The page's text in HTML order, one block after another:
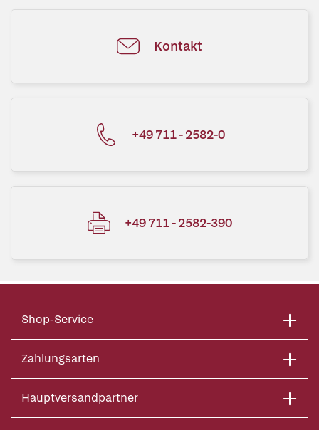
Kontakt
+49 711 - 2582-0
+49 711 - 2582-390
Shop-Service
Zahlungsarten
Hauptversandpartner